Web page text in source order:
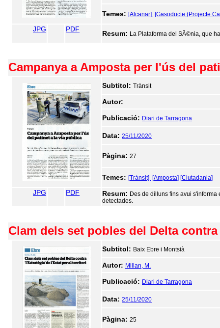
Temes: [Alcanar] [Gasoducte (Projecte
JPG PDF
Resum: La Plataforma del SÃ©nia, que
Campanya a Amposta per l'ús del
Subtitol: Trànsit
Autor:
Publicació: Diari de Tarragona
Data: 25/11/2020
Pàgina: 27
Temes: [Trànsit] [Amposta] [Ciutadania]
JPG PDF Resum: Des de dilluns fins avui
detectades.
Clam dels set pobles del Delta
Subtitol: Baix Ebre i Montsià
Autor: Millan, M.
Publicació: Diari de Tarragona
Data: 25/11/2020
Pàgina: 25